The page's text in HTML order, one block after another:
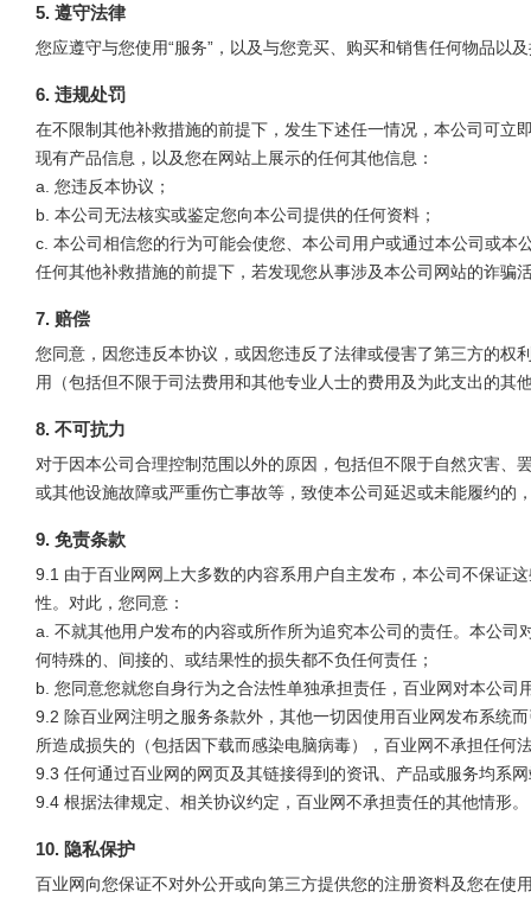
5. 遵守法律
您应遵守与您使用“服务”，以及与您竞买、购买和销售任何物品以
6. 违规处罚
在不限制其他补救措施的前提下，发生下述任一情况，本公司可
现有产品信息，以及您在网站上展示的任何其他信息：
a. 您违反本协议；
b. 本公司无法核实或鉴定您向本公司提供的任何资料；
c. 本公司相信您的行为可能会使您、本公司用户或通过本公司或
任何其他补救措施的前提下，若发现您从事涉及本公司网站的诈骗
7. 赔偿
您同意，因您违反本协议，或因您违反了法律或侵害了第三方的
用（包括但不限于司法费用和其他专业人士的费用及为此支出的其
8. 不可抗力
对于因本公司合理控制范围以外的原因，包括但不限于自然灾害
或其他设施故障或严重伤亡事故等，致使本公司延迟或未能履约的
9. 免责条款
9.1 由于百业网网上大多数的内容系用户自主发布，本公司不保证
性。对此，您同意：
a. 不就其他用户发布的内容或所作所为追究本公司的责任。本公
何特殊的、间接的、或结果性的损失都不负任何责任；
b. 您同意您就您自身行为之合法性单独承担责任，百业网对本公司
9.2 除百业网注明之服务条款外，其他一切因使用百业网发布系统
所造成损失的（包括因下载而感染电脑病毒），百业网不承担任何
9.3 任何通过百业网的网页及其链接得到的资讯、产品或服务均系
9.4 根据法律规定、相关协议约定，百业网不承担责任的其他情形。
10. 隐私保护
百业网向您保证不对外公开或向第三方提供您的注册资料及您在使